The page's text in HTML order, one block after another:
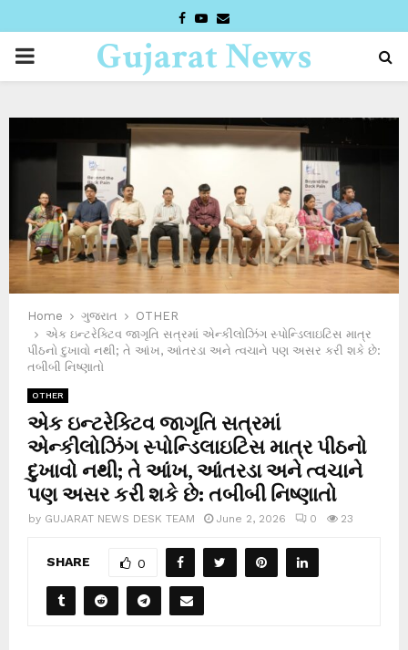
FACEBOOK
YOUTUBE
EMAIL
PRIMARYGujarat News
Home ગુજરાત
OTHER
એક ઇન્ટરેક્ટિવ જાગૃતિ સત્રમાં એન્કીલોઝિંગ સ્પોન્ડિલાઇટિસ માત્ર
પીઠનો દુખાવો નથી; તે આંખ, આંતરડા અને ત્વચાને પણ અસર કરી શકે છે:
તબીબી નિષ્ણાતો
OTHER
એક ઇન્ટરેક્ટિવ જાગૃતિ સત્રમાં
એન્કીલોઝિંગ સ્પોન્ડિલાઇટિસ માત્ર પીઠનો
દુખાવો નથી; તે આંખ, આંતરડા અને ત્વચાને
પણ અસર કરી શકે છે: તબીબી નિષ્ણાતો
by GUJARAT NEWS DESK TEAM June 2, 2026 0 23
SHARE 0